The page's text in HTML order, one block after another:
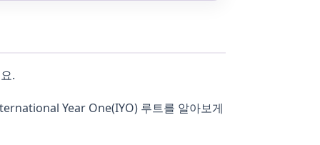
.
Year One(IYO) 루트를 알아보게